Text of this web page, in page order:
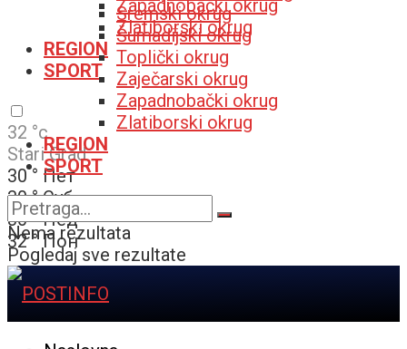
Zapadnobački okrug
Zlatiborski okrug
REGION
SPORT
32 °c
Stari Grad
30 ° Пет
30 ° Суб
30 ° Нед
32 ° Пон
Sremski okrug
Šumadijski okrug
Toplički okrug
Zaječarski okrug
Zapadnobački okrug
Zlatiborski okrug
REGION
SPORT
Nema rezultata
Pogledaj sve rezultate